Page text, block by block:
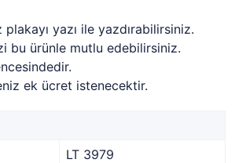
yazı ile yazdırabilirsiniz.
bu ürünle mutlu edebilirsiniz.
ek ücret istenecektir.
LT 3979